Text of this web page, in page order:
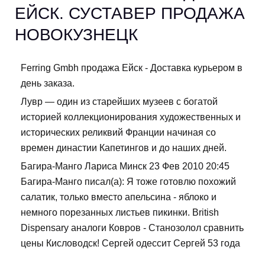
ЕЙСК. СУСТАВЕР ПРОДАЖА
НОВОКУЗНЕЦК
Ferring Gmbh продажа Ейск - Доставка курьером в
день заказа.
Лувр — один из старейших музеев с богатой
историей коллекционирования художественных и
исторических реликвий Франции начиная со
времен династии Капетингов и до наших дней.
Багира-Манго Лариса Минск 23 Фев 2010 20:45
Багира-Манго писал(а): Я тоже готовлю похожий
салатик, только вместо апельсина - яблоко и
немного порезанных листьев пикинки. British
Dispensary аналоги Ковров - Станозолол сравнить
цены Кисловодск! Сергей одессит Сергей 53 года